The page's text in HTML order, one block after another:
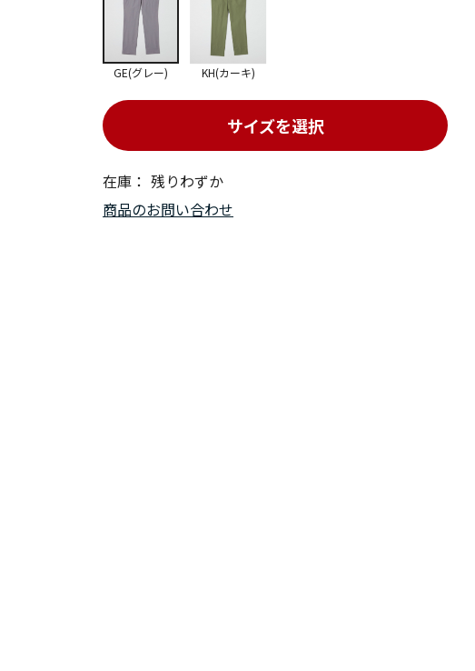
在庫： 残りわずか
サイズを選択
GE(グレー) KH(カーキ)
商品のお問い合わせ